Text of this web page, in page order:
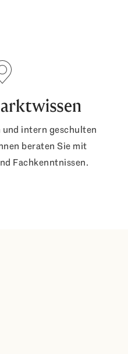
und intern geschulten
beraten Sie mit
Fachkenntnissen.